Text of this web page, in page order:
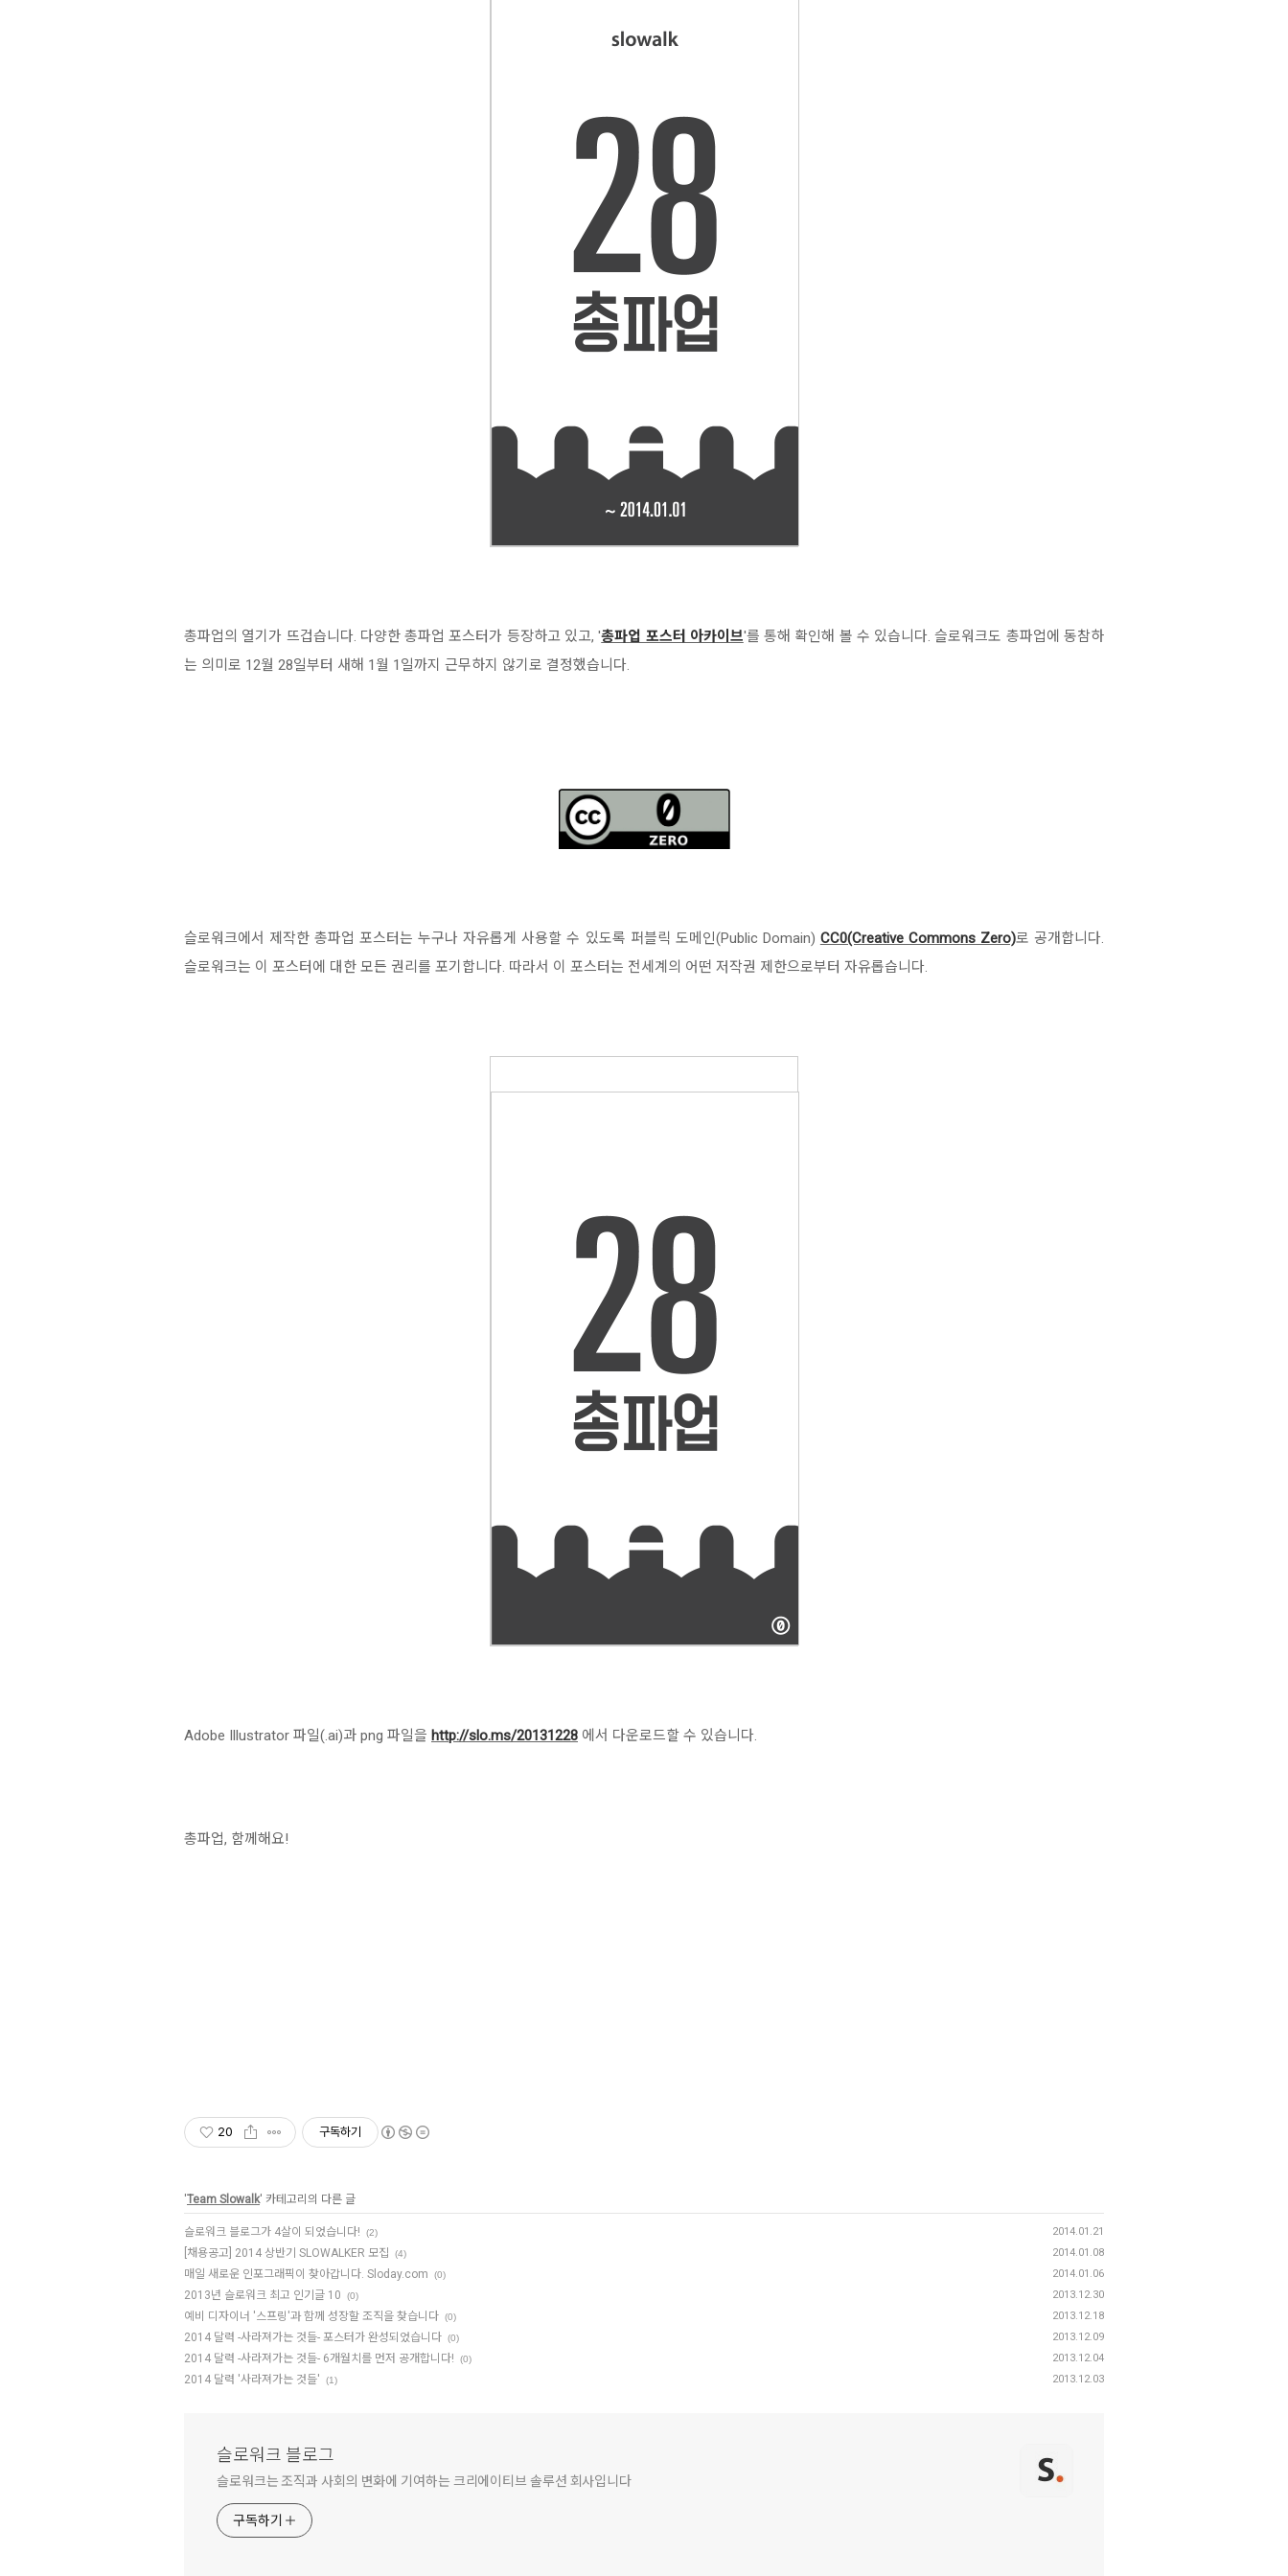
총파업의 열기가 뜨겁습니다. 다양한 총파업 포스터가 등장하고 있고, '총파업 포스터 아카이브'를 통해 확인해 볼 수 있습니다. 슬로워크도 총파업에 동참하
는 의미로 12월 28일부터 새해 1월 1일까지 근무하지 않기로 결정했습니다.
슬로워크에서 제작한 총파업 포스터는 누구나 자유롭게 사용할 수 있도록 퍼블릭 도메인(Public Domain) CC0(Creative Commons Zero)로 공개합니다.
슬로워크는 이 포스터에 대한 모든 권리를 포기합니다. 따라서 이 포스터는 전세계의 어떤 저작권 제한으로부터 자유롭습니다.
Adobe Illustrator 파일(.ai)과 png 파일을 http://slo.ms/20131228 에서 다운로드할 수 있습니다.
총파업, 함께해요!
20 구독하기
'Team Slowalk' 카테고리의 다른 글
슬로워크 블로그가 4살이 되었습니다! (2) 2014.01.21
[채용공고] 2014 상반기 SLOWALKER 모집 (4) 2014.01.08
매일 새로운 인포그래픽이 찾아갑니다. Sloday.com (0) 2014.01.06
2013년 슬로워크 최고 인기글 10 (0) 2013.12.30
예비 디자이너 '스프링'과 함께 성장할 조직을 찾습니다 (0) 2013.12.18
2014 달력 -사라져가는 것들- 포스터가 완성되었습니다 (0) 2013.12.09
2014 달력 -사라져가는 것들- 6개월치를 먼저 공개합니다! (0) 2013.12.04
2014 달력 '사라져가는 것들' (1) 2013.12.03
슬로워크 블로그
슬로워크는 조직과 사회의 변화에 기여하는 크리에이티브 솔루션 회사입니다
구독하기